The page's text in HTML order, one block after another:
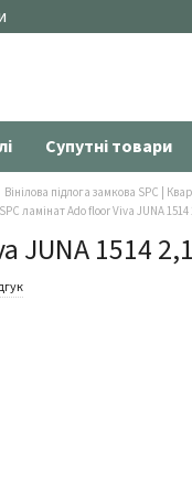
Супутні товари
Вінілова підлога замкова SPC |
SPC ламінат Ado floor Viva JUNA 1514
JUNA 1514